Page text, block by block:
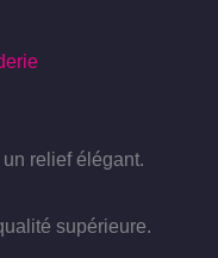
relief élégant.
supérieure.